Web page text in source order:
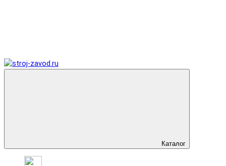
Каталог